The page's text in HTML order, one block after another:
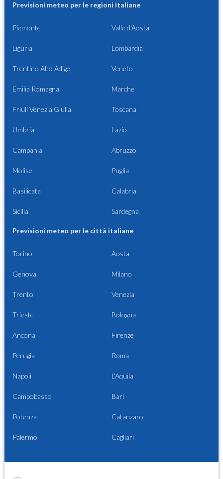
Previsioni meteo per le regioni italiane
Piemonte Valle d'Aosta
Liguria Lombardia
Trentino Alto Adige Veneto
Emilia Romagna Marche
Friuli Venezia Giulia Toscana
Umbria Lazio
Campania Abruzzo
Molise Puglia
Basilicata Calabria
Sicilia Sardegna
Previsioni meteo per le città italiane
Torino Aosta
Genova Milano
Trento Venezia
Trieste Bologna
Ancona Firenze
Perugia Roma
Napoli L'Aquila
Campobasso Bari
Potenza Catanzaro
Palermo Cagliari